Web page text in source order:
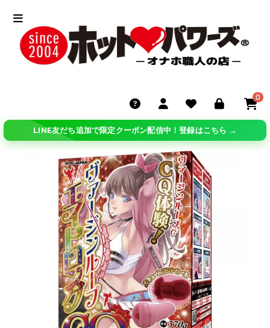
0
LINE友だち追加で限定クーポン配信中！登録はこちら →